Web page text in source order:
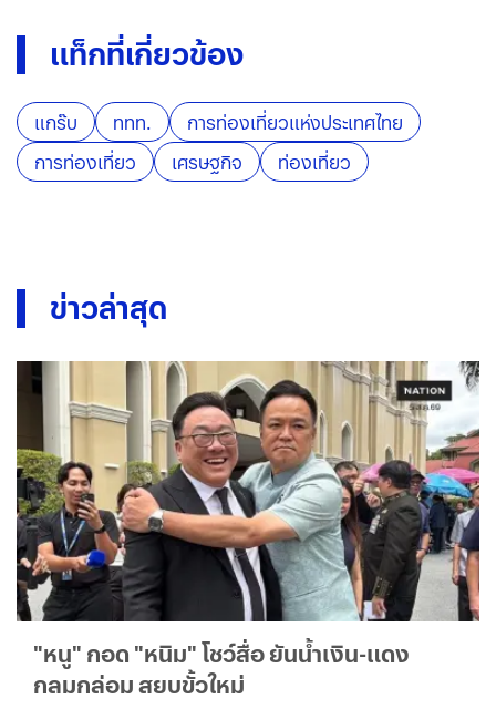
แท็กที่เกี่ยวข้อง
แกร๊บ ททท.
การท่องเที่ยวแห่งประเทศไทย
การท่องเที่ยว
เศรษฐกิจ ท่องเที่ยว
ข่าวล่าสุด
"หนู" กอด "หนิม" โชว์สื่อ ยันน้ำเงิน-แดง
กลมกล่อม สยบขั้วใหม่